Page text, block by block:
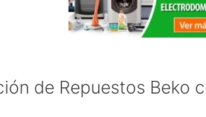
de Repuestos Beko